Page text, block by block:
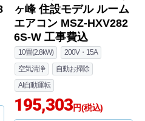
NXVシリーズ ズバ暖
霧ヶ峰 住設モデル ル